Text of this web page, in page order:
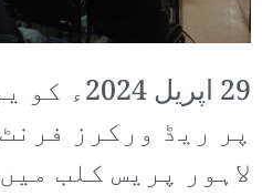
29 اپریل
پر ریڈ ورکرز
لاہور پریس کلب